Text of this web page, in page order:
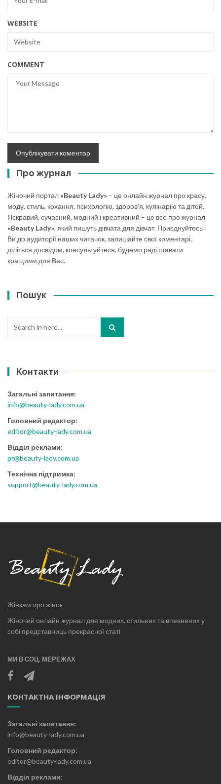
WEBSITE
COMMENT
Про журнал
Жіночий портал «Beauty Lady» – це онлайн журнал про красу,
моду, стиль, кохання, психологію, здоров’я, кулінарію та дітей.
Яскравий, сучасний, модний і креативний – це все про журнал
«Beauty Lady», який пишуть дівчата для дівчат. Приєднуйтесь і
Ви до аудиторії наших читачок, залишайте свої коментарі,
діліться досвідом, консультуйтеся, будемо раді ставати
кращими для Вас.
Пошук
Контакти
Загальні запитання:
info@beauty-lady.com.ua
Головний редактор:
editor@beauty-lady.com.ua
Відділ реклами:
pr@beauty-lady.com.ua
Технічна підтримка:
support@beauty-lady.com.ua
Жінкам про жінок
Жіночий онлайн журнал для модних, стильних та впевнених у
собі представниць прекрасної статі
МИ В СОЦ. МЕРЕЖАХ
КОНТАКТНА ІНФОРМАЦІЯ
Загальні запитання:
info@beauty-lady.com.ua
Головний редактор:
editor@beauty-lady.com.ua
Відділ реклами: